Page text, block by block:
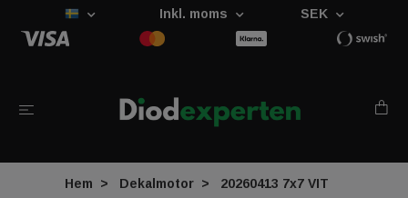
Inkl. moms SEK
Hem Dekalmotor 20260413 7x7 VIT